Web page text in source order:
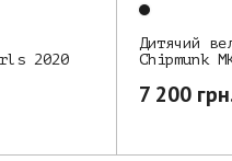
2020
Дитячий
Chipmunk
7 200